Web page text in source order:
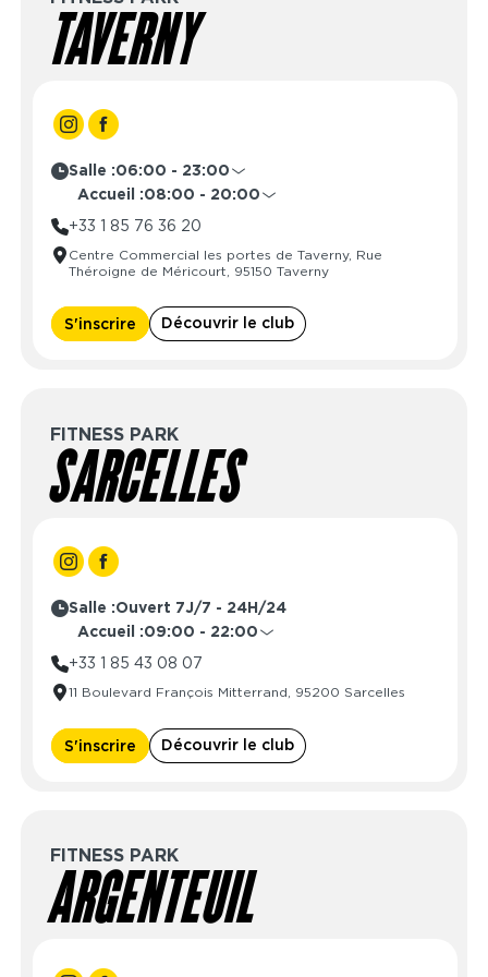
TAVERNY
Salle :06:00 - 23:00
Lundi
06:00 - 23:00
Mardi
06:00 - 23:00
Jeudi
06:00 - 23:00
Samedi
06:00 - 23:00
Dimanche 06:00 - 23:00
Accueil :08:00 - 20:00
Lundi
Mercredi
08:00 - 23:00
Vendredi
08:00 - 23:00
Samedi
08:00 - 20:00
+33 1 85 76 36 20
Centre Commercial les portes de Taverny, Rue
Théroigne de Méricourt, 95150 Taverny
S'inscrire Découvrir le club
FITNESS PARK
SARCELLES
Salle :Ouvert 7J/7 - 24H/24
Accueil :09:00 - 22:00
Lundi
Mercredi
09:00 - 22:00
Vendredi
09:00 - 22:00
Samedi
09:00 - 22:00
+33 1 85 43 08 07
11 Boulevard François Mitterrand, 95200 Sarcelles
S'inscrire Découvrir le club
FITNESS PARK
ARGENTEUIL